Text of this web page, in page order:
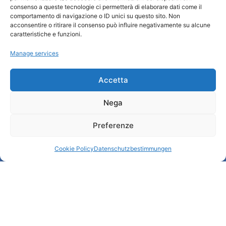
consenso a queste tecnologie ci permetterà di elaborare dati come il
comportamento di navigazione o ID unici su questo sito. Non
acconsentire o ritirare il consenso può influire negativamente su alcune
caratteristiche e funzioni.
Manage services
Accetta
Nega
Preferenze
Cookie PolicyDatenschutzbestimmungen
Wer sind wir
Informationsbüro und touristenempfang / IAT
Cookie Policy (UE)
Nützliche Dienstleistungen